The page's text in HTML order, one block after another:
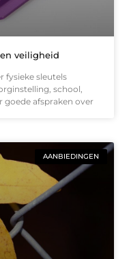
veiligheid
fysieke sleutels
school,
goede afspraken over
AANBIEDINGEN